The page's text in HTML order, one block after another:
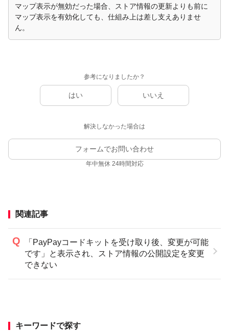
マップ表示が無効だった場合、ストア情報の更新よりも前に
マップ表示を有効化しても、仕組み上は差し支えありませ
ん。
参考になりましたか？
はい いいえ
解決しなかった場合は
フォームでお問い合わせ
年中無休 24時間対応
キーワードで探す
関連記事
「PayPayコードキットを受け取り後、変更が可能
です」と表示され、ストア情報の公開設定を変更
できない